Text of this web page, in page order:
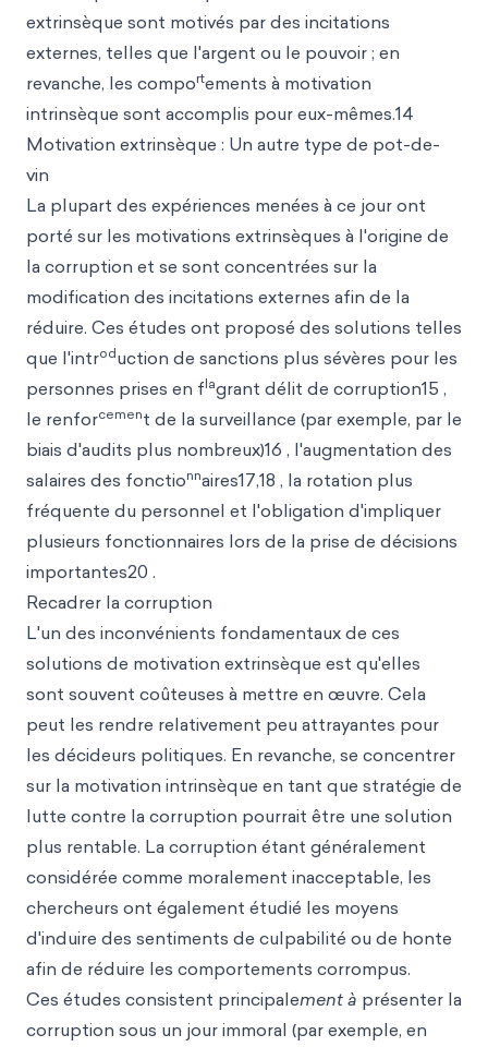
extrinsèque sont motivés par des incitations
externes, telles que l'argent ou le pouvoir ; en
revanche, les comportements à motivation
intrinsèque sont accomplis pour eux-mêmes.14
Motivation extrinsèque : Un autre type de pot-de-
vin
La plupart des expériences menées à ce jour ont
porté sur les motivations extrinsèques à l'origine de
la corruption et se sont concentrées sur la
modification des incitations externes afin de la
réduire. Ces études ont proposé des solutions telles
que l'introduction de sanctions plus sévères pour les
personnes prises en flagrant délit de corruption15 ,
le renforcement de la surveillance (par exemple, par le
biais d'audits plus nombreux)16 , l'augmentation des
salaires des fonctionnaires17,18 , la rotation plus
fréquente du personnel et l'obligation d'impliquer
plusieurs fonctionnaires lors de la prise de décisions
importantes20 .
Recadrer la corruption
L'un des inconvénients fondamentaux de ces
solutions de motivation extrinsèque est qu'elles
sont souvent coûteuses à mettre en œuvre. Cela
peut les rendre relativement peu attrayantes pour
les décideurs politiques. En revanche, se concentrer
sur la motivation intrinsèque en tant que stratégie de
lutte contre la corruption pourrait être une solution
plus rentable. La corruption étant généralement
considérée comme moralement inacceptable, les
chercheurs ont également étudié les moyens
d'induire des sentiments de culpabilité ou de honte
afin de réduire les comportements corrompus.
Ces études consistent principalement à présenter la
corruption sous un jour immoral (par exemple, en